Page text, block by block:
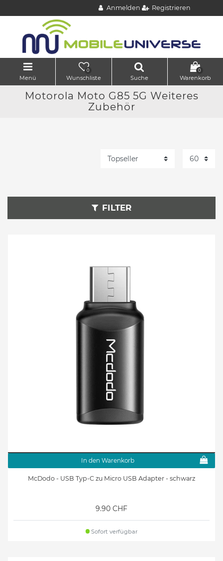
Anmelden Registrieren
Menü
0
Wunschliste Suche
0
Warenkorb
Motorola Moto G85 5G Weiteres
Zubehör
FILTER
In den Warenkorb
McDodo - USB Typ-C zu Micro USB Adapter - schwarz
9.90 CHF
Sofort verfügbar